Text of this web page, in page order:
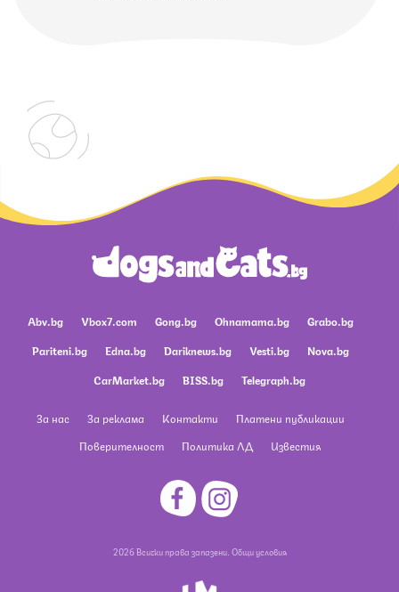
Abv.bg Vbox7.com Gong.bg Ohnamama.bg
Grabo.bg
Pariteni.bg
Edna.bg Dariknews.bg Vesti.bg
Nova.bg
CarMarket.bg
BISS.bg Telegraph.bg
За нас За реклама Контакти
Платени публикации
Поверителност
Политика ЛД Известия
2026 Всички права запазени. Общи условия